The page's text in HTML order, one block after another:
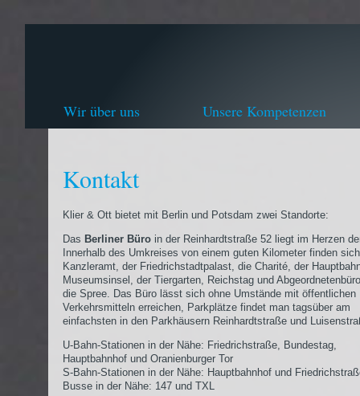
Wir über uns Unsere Kompetenzen
Kontakt
Klier & Ott bietet mit Berlin und Potsdam zwei Standorte:
Das Berliner Büro in der Reinhardtstraße 52 liegt im Herzen
Innerhalb des Umkreises von einem guten Kilometer finden
Kanzleramt, der Friedrichstadtpalast, die Charité, der
Museumsinsel, der Tiergarten, Reichstag und
die Spree. Das Büro lässt sich ohne Umstände mit öffentlichen
Verkehrsmitteln erreichen, Parkplätze findet man tagsüber am
einfachsten in den Parkhäusern Reinhardtstraße und
U-Bahn-Stationen in der Nähe: Friedrichstraße, Bundestag,
Hauptbahnhof und Oranienburger Tor
S-Bahn-Stationen in der Nähe: Hauptbahnhof und
Busse in der Nähe: 147 und TXL